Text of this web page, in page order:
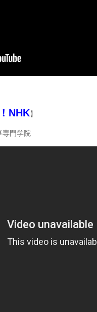
NHK】
専門学院